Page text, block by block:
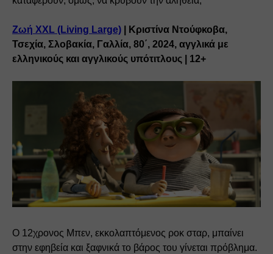
Ζωή XXL (Living Large) | Κριστίνα Ντούφκοβα,
Τσεχία, Σλοβακία, Γαλλία, 80΄, 2024, αγγλικά με
ελληνικούς και αγγλικούς υπότιτλους | 12+
Ο 12χρονος Μπεν, εκκολαπτόμενος ροκ σταρ, μπαίνει
στην εφηβεία και ξαφνικά το βάρος του γίνεται πρόβλημα.